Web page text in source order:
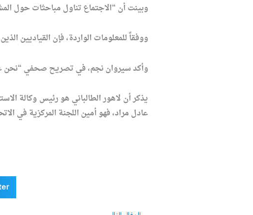
وبينت أن “الاجتماع تناول مباحثات حول
ووفقاً للمعلومات الواردة، فإن القياديين
وأكد سيروان نجم، في تصريح صحفي “نحن
يذكر أن لاهور الطالباني هو رئيس وكالة
عادل مراد، فهو أمين اللجنة المركزية في